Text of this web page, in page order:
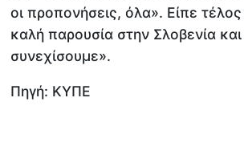
οι προπονήσεις, όλα». Είπε τέλος
καλή παρουσία στην Σλοβενία
συνεχίσουμε».
Πηγή: ΚΥΠΕ